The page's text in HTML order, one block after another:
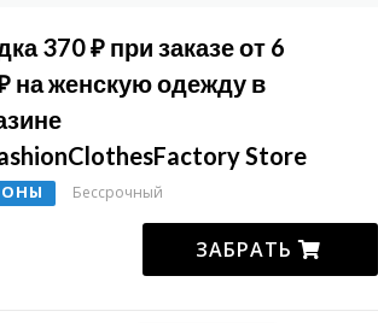
370 ₽ при заказе от 6
на женскую одежду в
Store
Бессрочный
ЗАБРАТЬ